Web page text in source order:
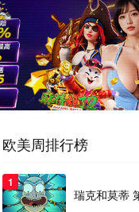
欧美周排行榜
1
瑞克和莫蒂